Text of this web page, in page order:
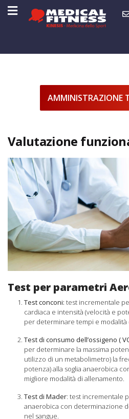
AMMINISTRAZIONE
Valutazione
Test per parametri
Test conconi: test incrementale
cardiaca e intensità (velocità e
per determinare tempi e
Test di consumo dell’ossigeno (
per determinare la massima
utilizzo di un metabolimetro) la
potenza) alla soglia anaerobica
migliore modalità di allenamento.
Test di Mader: test incrementale
anaerobica con determinazione
nel sangue.